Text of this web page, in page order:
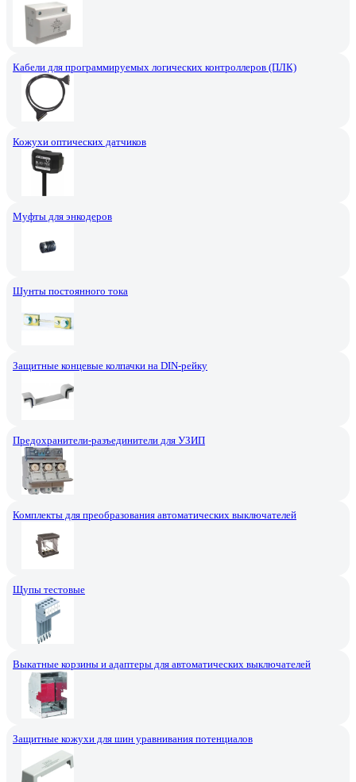
Кабели для программируемых логических контроллеров (ПЛК)
Кожухи оптических датчиков
Муфты для энкодеров
Шунты постоянного тока
Защитные концевые колпачки на DIN-рейку
Предохранители-разъединители для УЗИП
Комплекты для преобразования автоматических выключателей
Щупы тестовые
Выкатные корзины и адаптеры для автоматических выключателей
Защитные кожухи для шин уравнивания потенциалов